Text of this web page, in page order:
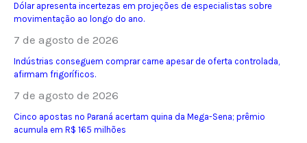
Dólar apresenta incertezas em projeções de especialistas sobre
movimentação ao longo do ano.
7 de agosto de 2026
Indústrias conseguem comprar carne apesar de oferta controlada,
afirmam frigoríficos.
7 de agosto de 2026
Cinco apostas no Paraná acertam quina da Mega-Sena; prêmio
acumula em R$ 165 milhões